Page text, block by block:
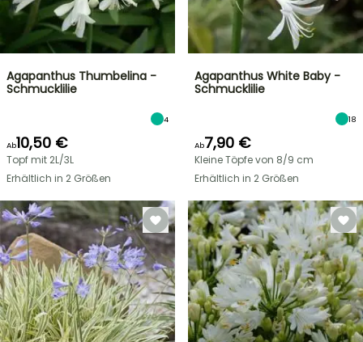
Agapanthus Thumbelina -
Schmucklilie
4
Ab10,50 €
Topf mit 2L/3L
Erhältlich in 2 Größen
Agapanthus White Baby -
Schmucklilie
18
Ab7,90 €
Kleine Töpfe von 8/9 cm
Erhältlich in 2 Größen